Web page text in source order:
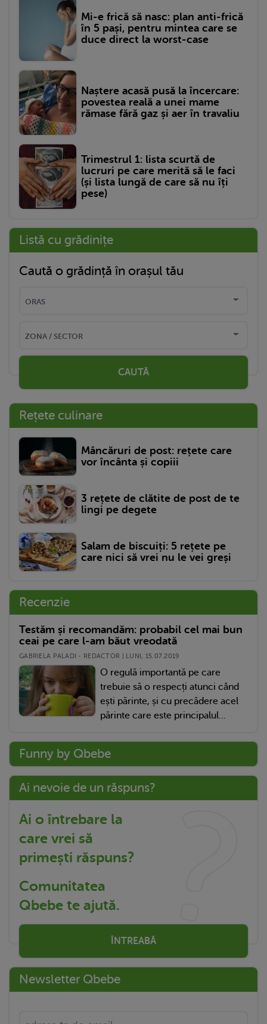
Mi-e frică să nasc: plan anti-frică
în 5 pași, pentru mintea care se
duce direct la worst-case
Naștere acasă pusă la încercare:
povestea reală a unei mame
rămase fără gaz și aer în travaliu
Trimestrul 1: lista scurtă de
lucruri pe care merită să le faci
(și lista lungă de care să nu îți
pese)
Listă cu grădinițe
Caută o grădință în orașul tău
CAUTĂ
Rețete culinare
Mâncăruri de post: rețete care
vor încânta și copiii
3 rețete de clătite de post de te
lingi pe degete
Salam de biscuiți: 5 rețete pe
care nici să vrei nu le vei greși
Recenzie
Testăm și recomandăm: probabil cel mai bun
ceai pe care l-am băut vreodată
GABRIELA PALADI - REDACTOR | LUNI, 15.07.2019
O regulă importantă pe care
trebuie să o respecți atunci când
ești părinte, și cu precădere acel
părinte care este principalul...
Funny by Qbebe
Ai nevoie de un răspuns?
Ai o întrebare la
care vrei să
primești răspuns?
Comunitatea
Qbebe te ajută.
ÎNTREABĂ
Newsletter Qbebe